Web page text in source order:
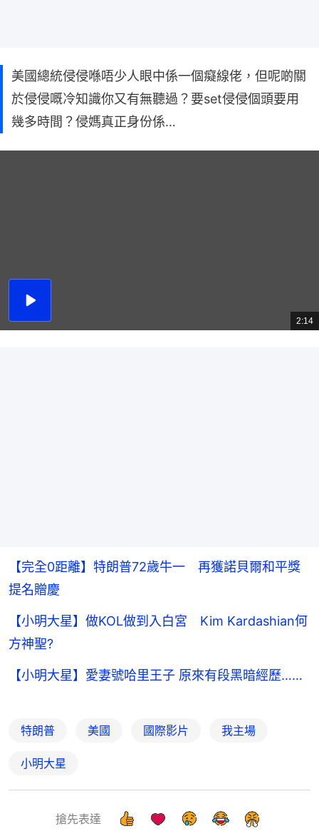
美國總統侵侵喺唔少人眼中係一個癡線佬，但呢啲關
於侵侵嘅冷知識你又有無聽過？要set侵侵個頭要用
幾多時間？侵媽真正身份係…
播
總
共
2:14
【完全0距離】特朗普72歲牛一 再獲諾貝爾和平獎
提名贈慶
【小明大星】做KOL做到入白宮 Kim Kardashian何
方神聖?
【小明大星】愛妻號哈里王子 原來有段黑暗經歷……
特朗普 美國 國際影片 我主場
小明大星
搶先表達